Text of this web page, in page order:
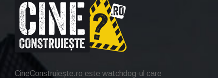
CineConstruiește.ro este watchdog-ul care